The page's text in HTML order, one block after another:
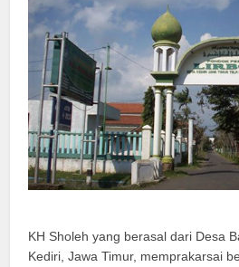
KH Sholeh yang berasal dari Desa
Kediri, Jawa Timur, memprakarsai